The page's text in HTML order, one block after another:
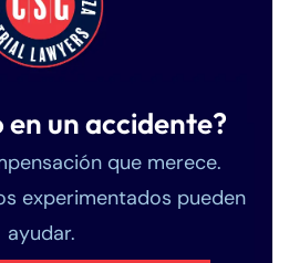
en un accidente?
que merece.
experimentados pueden
ayudar.